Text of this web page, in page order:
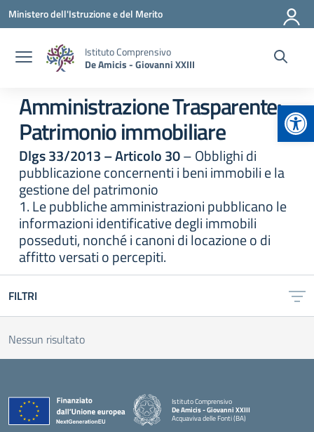
Vai ai contenuti
Vai al menu di navigazione
Vai al footer
Ministero dell'Istruzione e del Merito
Istituto Comprensivo
De Amicis - Giovanni XXIII
Amministrazione Trasparente:
Patrimonio immobiliare
Dlgs 33/2013 – Articolo 30– Obblighi di
pubblicazione concernenti i beni immobili e la
gestione del patrimonio
1. Le pubbliche amministrazioni pubblicano le
informazioni identificative degli immobili
posseduti, nonché i canoni di locazione o di
affitto versati o percepiti.
FILTRI
Nessun risultato
Istituto Comprensivo
De Amicis - Giovanni XXIII
Acquaviva delle Fonti (BA)
— Visita la pagina iniziale della scuola